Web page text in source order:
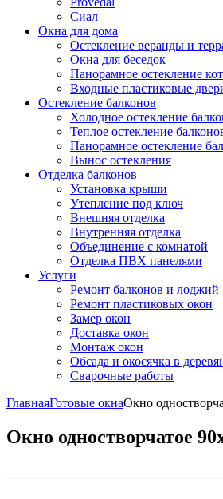
Сиал
Окна для дома
Остекление веранды и
Окна для беседок
Панорамное остекление
Входные пластиковые
Остекление балконов
Холодное остекление
Теплое остекление
Панорамное остекление
Вынос остекления
Отделка балконов
Установка крыши
Утепление под ключ
Внешняя отделка
Внутренняя отделка
Объединение с комнатой
Отделка ПВХ панелями
Услуги
Ремонт балконов и лоджий
Ремонт пластиковых окон
Замер окон
Доставка окон
Монтаж окон
Обсада и окосячка в
Сварочные работы
ГлавнаяГотовые окнаОкно
Окно одностворчатое